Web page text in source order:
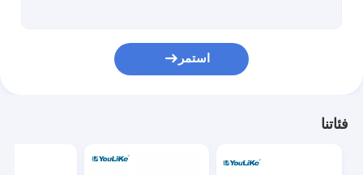
استمر
فئاتنا